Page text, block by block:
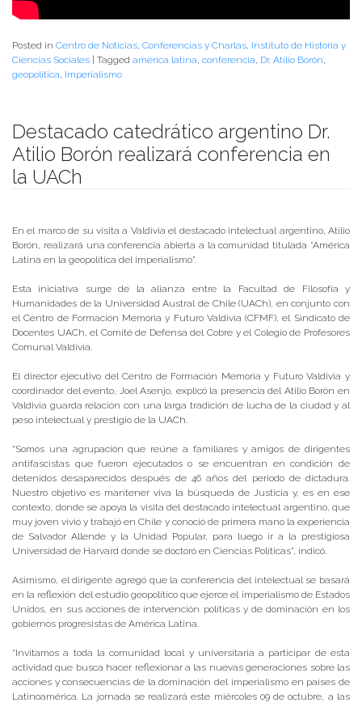
Posted in Centro de Noticias, Conferencias y Charlas, Instituto de Historia y
Ciencias Sociales
Tagged américa latina, conferencia, Dr. Atilio Borón,
geopolítica, Imperialismo
Destacado catedrático argentino Dr.
Atilio Borón realizará conferencia en
la UACh
En el marco de su visita a Valdivia el destacado intelectual argentino, Atilio
Borón, realizará una conferencia abierta a la comunidad titulada “América
Latina en la geopolítica del imperialismo”.
Esta iniciativa surge de la alianza entre la Facultad de Filosofía y
Humanidades de la Universidad Austral de Chile (UACh), en conjunto con
el Centro de Formación Memoria y Futuro Valdivia (CFMF), el Sindicato de
Docentes UACh, el Comité de Defensa del Cobre y el Colegio de Profesores
Comunal Valdivia.
El director ejecutivo del Centro de Formación Memoria y Futuro Valdivia y
coordinador del evento, Joel Asenjo, explicó la presencia del Atilio Borón en
Valdivia guarda relación con una larga tradición de lucha de la ciudad y al
peso intelectual y prestigio de la UACh.
“Somos una agrupación que reúne a familiares y amigos de dirigentes
antifascistas que fueron ejecutados o se encuentran en condición de
detenidos desaparecidos después de 46 años del periodo de dictadura.
Nuestro objetivo es mantener viva la búsqueda de Justicia y, es en ese
contexto, donde se apoya la visita del destacado intelectual argentino, que
muy joven vivió y trabajó en Chile y conoció de primera mano la experiencia
de Salvador Allende y la Unidad Popular, para luego ir a la prestigiosa
Universidad de Harvard donde se doctoró en Ciencias Políticas”, indicó.
Asimismo, el dirigente agregó que la conferencia del intelectual se basará
en la reflexión del estudio geopolítico que ejerce el imperialismo de Estados
Unidos, en sus acciones de intervención políticas y de dominación en los
gobiernos progresistas de América Latina.
“Invitamos a toda la comunidad local y universitaria a participar de esta
actividad que busca hacer reflexionar a las nuevas generaciones sobre las
acciones y consecuencias de la dominación del imperialismo en países de
Latinoamérica. La jornada se realizará este miércoles 09 de octubre, a las